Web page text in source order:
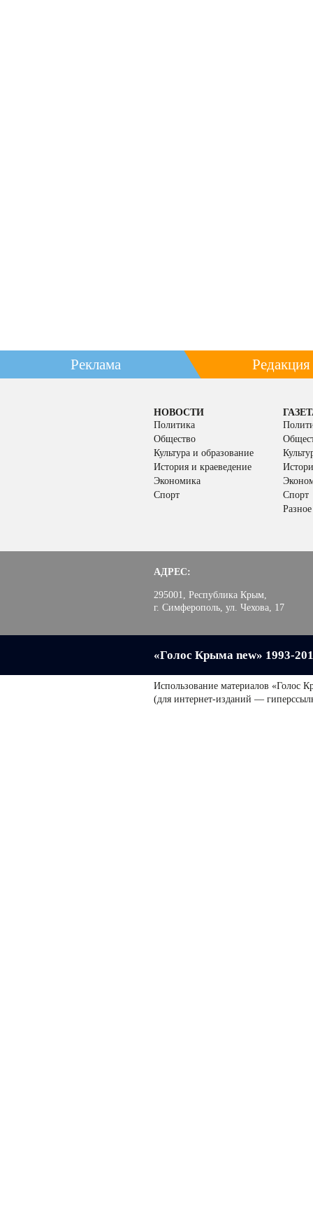
Реклама Редакция
НОВОСТИ
Политика
Общество
Культура и образование
История и краеведение
Экономика
Спорт
Спорт
Разное
АДРЕС:
295001, Республика Крым,
г. Симферополь, ул. Чехова, 17
«Голос Крыма new» 1993-
Использование материалов «Голос
(для интернет-изданий —